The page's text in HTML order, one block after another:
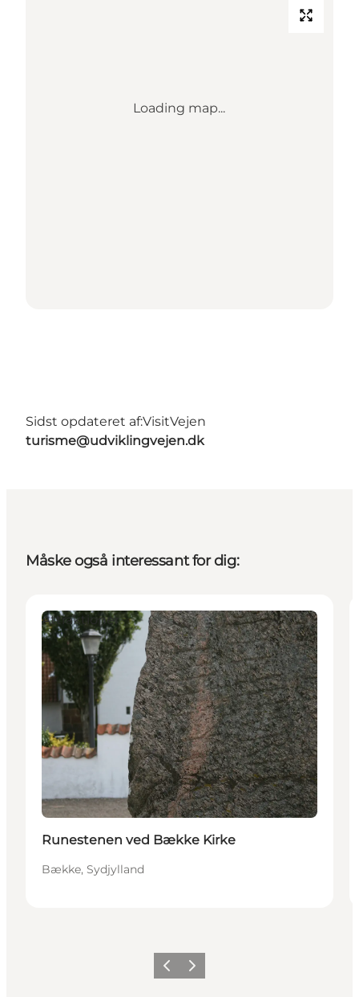
Loading map...
Sidst opdateret af:VisitVejen
turisme@udviklingvejen.dk
Måske også interessant for dig:
Attraktioner
Runestenen ved Bække Kirke
Bække, Sydjylland
Forrige billede
Næste billede